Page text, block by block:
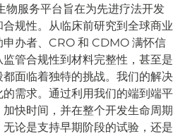
服务平台旨在为先进疗法开发
规性。从临床前研究到全球商业
办者、CRO 和 CDMO 满怀信
管合规性到材料完整性，甚至是
面临着独特的挑战。我们的解决
需求。通过利用我们的端到端平
快时间，并在整个开发生命周期
论是支持早期阶段的试验，还是